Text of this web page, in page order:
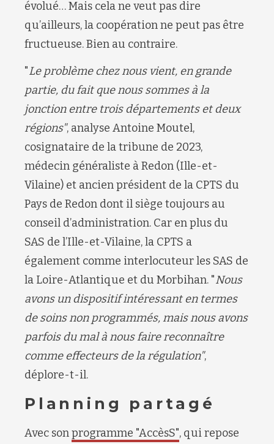
évolué…Mais celane veut pas dire
qu’ailleurs, la coopérationne peutpas être
fructueuse. Bien au contraire.
"Le problème chez nous vient, en grande
partie, du fait que nous sommes à la
jonction entre trois départements et deux
régions", analyse Antoine Moutel,
cosignataire de la tribune de 2023,
médecin généraliste à Redon (Ille-et-
Vilaine) et ancienprésident de la CPTS du
Pays de Redon dont il siège toujours au
conseil d’administration. Car en plus du
SAS de l’Ille-et-Vilaine,la CPTS a
également comme interlocuteur les SAS de
la Loire-Atlantique et du Morbihan. "Nous
avons un dispositif intéressant en termes
de soins non programmés, mais nous avons
parfoisdu mal à nous faire reconnaître
comme effecteurs de la régulation",
déplore-t-il.
Planning partagé
Avec sonprogramme "AccèsS", qui repose